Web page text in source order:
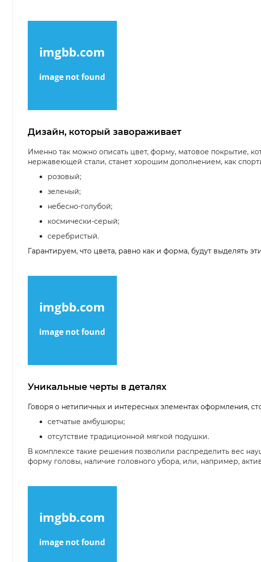
Дизайн, который завораживает
Именно так можно описать цвет, форму, матовое покрытие,
нержавеющей стали, станет хорошим дополнением, как
розовый;
зеленый;
небесно-голубой;
космически-серый;
серебристый.
Гарантируем, что цвета, равно как и форма, будут выделять
Уникальные черты в деталях
Говоря о нетипичных и интересных элементах оформления,
сетчатые амбушюры;
отсутствие традиционной мягкой подушки.
В комплексе такие решения позволили распределить вес
форму головы, наличие головного убора, или, например,